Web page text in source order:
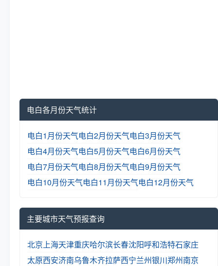
电白各月份天气统计
电白1月份天气电白2月份天气电白3月份天气
电白4月份天气电白5月份天气电白6月份天气
电白7月份天气电白8月份天气电白9月份天气
电白10月份天气电白11月份天气电白12月份天气
主要城市天气预报查询
北京 上海天津重庆哈尔滨长春沈阳呼和浩特石家庄
太原西安济南乌鲁木齐拉萨西宁兰州银川郑州南京